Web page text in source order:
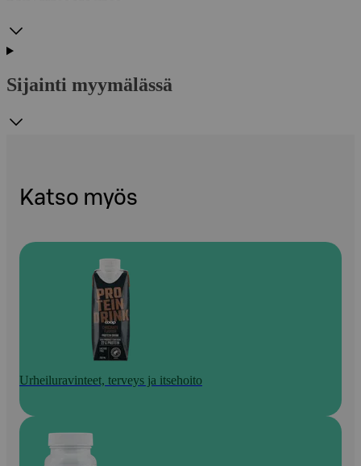
Sijainti myymälässä
Katso myös
Urheiluravinteet, terveys ja itsehoito